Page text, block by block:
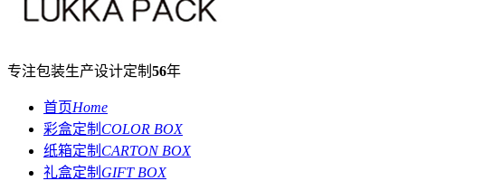
专注包装生产设计定制 56年
首页Home
彩盒定制 COLOR BOX
纸箱定制 CARTON BOX
礼盒定制 GIFT BOX